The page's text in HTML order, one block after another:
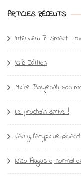
ARTICLES RÉCENTS
Interview B Smart –
IGB Edition
Michel Boujenah, son
Le prochain arrive !
Jarry, l’atypique
Nico Augusto, normal